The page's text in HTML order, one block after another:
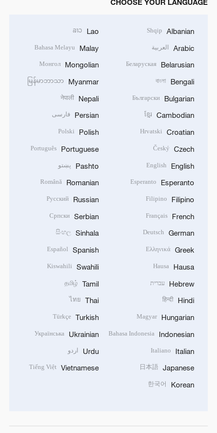
CHOOSE YOUR LANGUAGE
Albanian
Shqip
Arabic العربية
Belarusian
Беларуская
Bengali
বাংলা
Bulgarian
Български
Cambodian
ខ្មែរ
Croatian
Hrvatski
Czech
Český
English
English
Esperanto
Esperanto
Filipino
Filipino
French
Français
German
Deutsch
Greek
Ελληνικά
Hausa
Hausa
Hebrew עברית
Hindi
हिन्दी
Hungarian
Magyar
Indonesian
Bahasa Indonesia
Italian
Italiano
Japanese
日本語
Korean
한국어
Lao
ລາວ
Malay
Bahasa Melayu
Mongolian
Монгол
Myanmar
မြန်မာဘာသာ
Nepali
नेपाली
Persian فارسی
Polish
Polski
Portuguese
Português
Pashto پښتو
Romanian
Română
Russian
Русский
Serbian
Српски
Sinhala
සිංහල
Spanish
Español
Swahili
Kiswahili
Tamil
தமிழ்
Thai
ไทย
Turkish
Türkçe
Ukrainian
Українська
Urdu اردو
Vietnamese
Tiếng Việt